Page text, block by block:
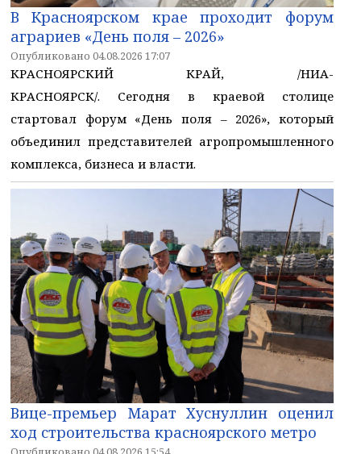
В Красноярском крае проходит форум
аграриев «День поля – 2026»
Опубликовано 04.08.2026 17:07
КРАСНОЯРСКИЙ КРАЙ, /НИА-
КРАСНОЯРСК/. Сегодня в краевой столице
стартовал форум «День поля – 2026», который
объединил представителей агропромышленного
комплекса, бизнеса и власти.
Вице-премьер Марат Хуснуллин оценил
ход строительства красноярского метро